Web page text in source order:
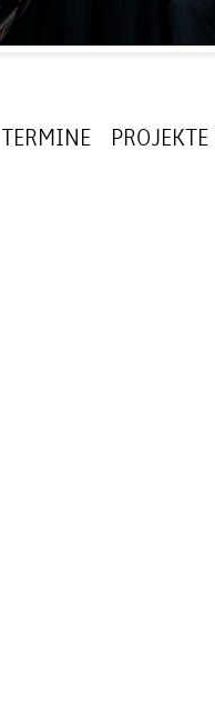
TERMINE PROJEKTE